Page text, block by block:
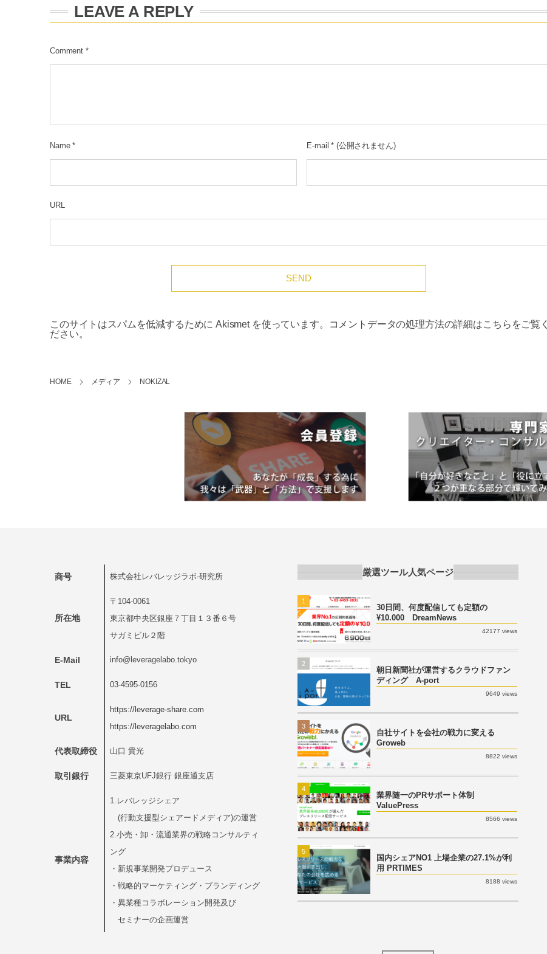
LEAVE A REPLY
Comment *
Name * E-mail * (公開されません)
URL
このサイトはスパムを低減するために Akismet を使っています。
コメントデータの処理方法の詳細はこちらをご覧く
ださい。
HOME メディア NOKIZAL
商号 株式会社レバレッジラボ-研究所
所在地
〒104-0061
東京都中央区銀座７丁目１３番６号
サガミビル２階
E-Mail info@leveragelabo.tokyo
TEL 03-4595-0156
URL
https://leverage-share.com
https://leveragelabo.com
代表取締役 山口 貴光
取引銀行 三菱東京UFJ銀行 銀座通支店
事業内容
1.レバレッジシェア
(行動支援型シェアードメディア)の運営
2.小売・卸・流通業界の戦略コンサルティ
ング
・新規事業開発プロデュース
・戦略的マーケティング・ブランディング
・異業種コラボレーション開発及び
セミナーの企画運営
厳選ツール人気ページ
30日間、何度配信しても定額の
¥10.000 DreamNews
42177 views
1
朝日新聞社が運営するクラウドファン
ディング A-port
9649 views
2
自社サイトを会社の戦力に変える
Groweb
8822 views
3
業界随一のPRサポート体制
ValuePress
8566 views
4
国内シェアNO1 上場企業の27.1%が利
用 PRTIMES
8188 views
5